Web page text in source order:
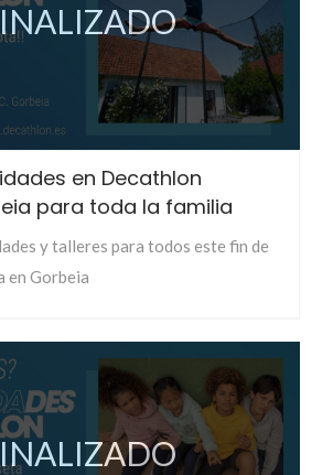
en Decathlon
para toda la familia
y talleres para todos este fin de
en Gorbeia